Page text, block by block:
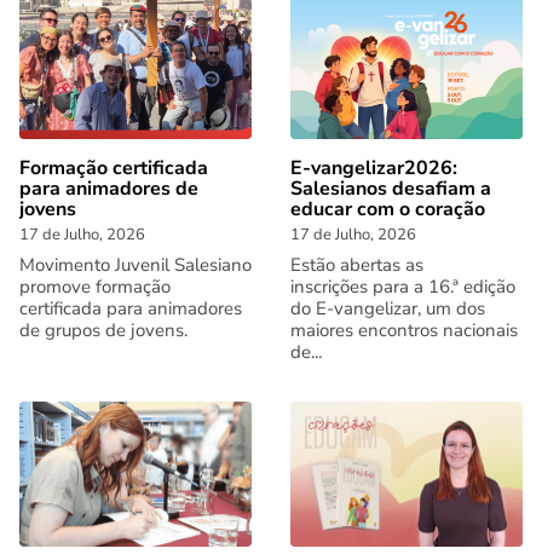
Formação certificada
para animadores de
jovens
17 de Julho, 2026
Movimento Juvenil Salesiano
promove formação
certificada para animadores
de grupos de jovens.
E-vangelizar2026:
Salesianos desafiam a
educar com o coração
17 de Julho, 2026
Estão abertas as
inscrições para a 16.ª edição
do E-vangelizar, um dos
maiores encontros nacionais
de...